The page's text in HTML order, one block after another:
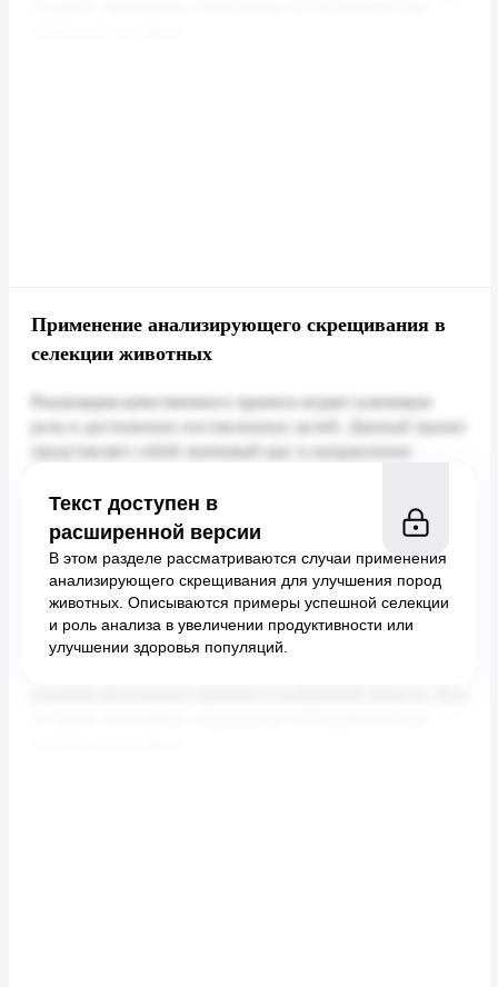
Применение анализирующего скрещивания в
селекции животных
Текст доступен в
расширенной версии
В этом разделе рассматриваются случаи применения
анализирующего скрещивания для улучшения пород
животных. Описываются примеры успешной селекции
и роль анализа в увеличении продуктивности или
улучшении здоровья популяций.